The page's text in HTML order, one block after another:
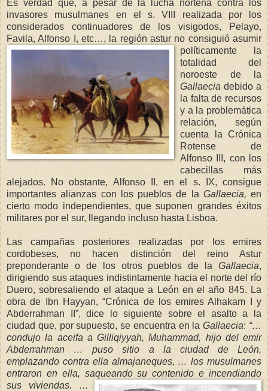
Es verdad que, a pesar de la lucha norteña contra los
invasores musulmanes en el s. VIII realizada por los
considerados continuadores de los visigodos, Pelayo,
Favila, Alfonso I, etc…, la región astur no consiguióasumir
políticamente la
totalidad del
noroeste de
la
Gallaecia debido a
la falta de recursos
y a la problemática
relación, según
cuenta
la Crónica
Rotense de
Alfonso III, con los
cabecillas más
alejados. No obstante, Alfonso II, en el s. IX, consigue
importantes alianzas con los pueblos de
la Gallaecia, en
cierto modo independientes, que suponen grandes éxitos
militares por el sur, llegando incluso hasta Lisboa.
Las campañas posteriores realizadas por los emires
cordobeses, no hacen distinción del reino Astur
preponderante o de los otros pueblos de
la Gallaecia,
dirigiendo sus ataques indistintamente hacia el norte del río
Duero, sobresaliendo el ataque a León en el año 845. La
obra de Ibn Hayyan, “Crónica de los emires Alhakam I y
Abderrahman II”, dice lo siguiente sobre el asalto a la
ciudad que, por supuesto, se encuentra en laGallaecia: “…
condujo la aceifa a Gilliqiyyah, Muhammad, hijo del emir
Abderrahman … puso sitio a la ciudad de León,
emplazando contra ella almajaneques, … los musulmanes
entraron en ella, saqueando su contenido e incendiando
sus viviendas. …